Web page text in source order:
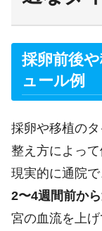
採卵前後
ュール例
採卵や移植の
整え方によっ
現実的に通院
2〜4週間前か
宮の血流を上